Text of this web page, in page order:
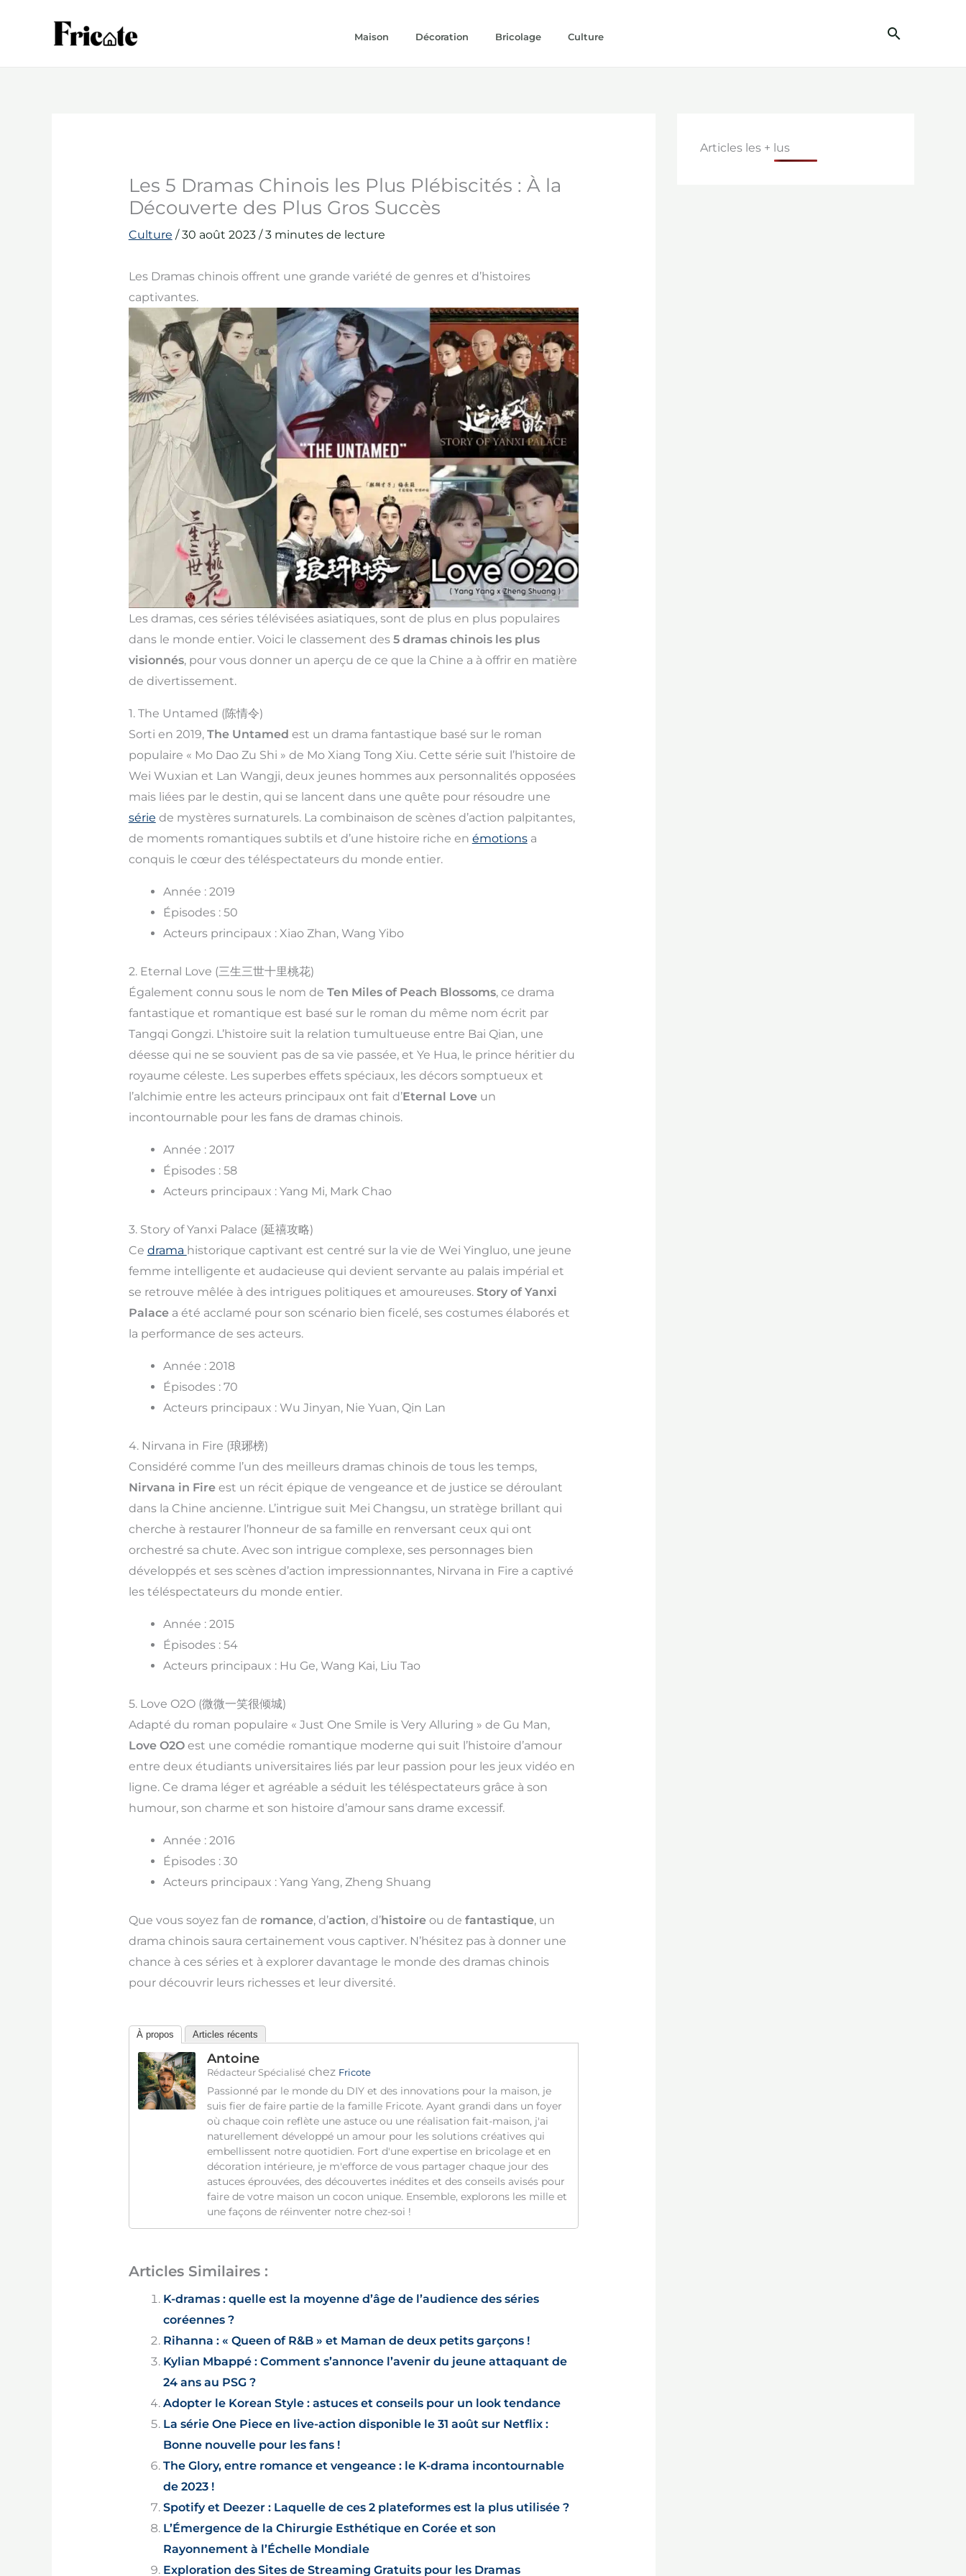
Maison Décoration Bricolage Culture
Les 5 Dramas Chinois les Plus Plébiscités : À la
Découverte des Plus Gros Succès
Culture /30 août 2023 /3 minutes de lecture
Les Dramas chinois offrent une grande variété de genres et d’histoires
captivantes.
Les dramas, ces séries télévisées asiatiques, sont de plus en plus populaires
dans le monde entier. Voici le classement des 5 dramas chinois les plus
visionnés, pour vous donner un aperçu de ce que la Chine a à offrir en matière
de divertissement.
1. The Untamed (陈情令)
Sorti en 2019, The Untamed est un drama fantastique basé sur le roman
populaire « Mo Dao Zu Shi » de Mo Xiang Tong Xiu. Cette série suit l’histoire de
Wei Wuxian et Lan Wangji, deux jeunes hommes aux personnalités opposées
mais liées par le destin, qui se lancent dans une quête pour résoudre une
série de mystères surnaturels. La combinaison de scènes d’action palpitantes,
de moments romantiques subtils et d’une histoire riche en émotionsa
conquis le cœur des téléspectateurs du monde entier.
Année : 2019
Épisodes : 50
Acteurs principaux : Xiao Zhan, Wang Yibo
2. Eternal Love (三生三世十里桃花)
Également connu sous le nom de Ten Miles of Peach Blossoms, ce drama
fantastique et romantique est basé sur le roman du même nom écrit par
Tangqi Gongzi. L’histoire suit la relation tumultueuse entre Bai Qian, une
déesse qui ne se souvient pas de sa vie passée, et Ye Hua, le prince héritier du
royaume céleste. Les superbes effets spéciaux, les décors somptueux et
l’alchimie entre les acteurs principaux ont fait d’Eternal Loveun
incontournable pour les fans de dramas chinois.
Année : 2017
Épisodes : 58
Acteurs principaux : Yang Mi, Mark Chao
3. Story of Yanxi Palace (延禧攻略)
Ce drama historique captivant est centré sur la vie de Wei Yingluo, une jeune
femme intelligente et audacieuse qui devient servante au palais impérial et
se retrouve mêlée à des intrigues politiques et amoureuses. Story of Yanxi
Palacea été acclamé pour son scénario bien ficelé, ses costumes élaborés et
la performance de ses acteurs.
Année : 2018
Épisodes : 70
Acteurs principaux : Wu Jinyan, Nie Yuan, Qin Lan
4. Nirvana in Fire (琅琊榜)
Considéré comme l’un des meilleurs dramas chinois de tous les temps,
Nirvana in Fireest un récit épique de vengeance et de justice se déroulant
dans la Chine ancienne. L’intrigue suit Mei Changsu, un stratège brillant qui
cherche à restaurer l’honneur de sa famille en renversant ceux qui ont
orchestré sa chute. Avec son intrigue complexe, ses personnages bien
développés et ses scènes d’action impressionnantes, Nirvana in Fire a captivé
les téléspectateurs du monde entier.
Année : 2015
Épisodes : 54
Acteurs principaux : Hu Ge, Wang Kai, Liu Tao
5. Love O2O (微微一笑很倾城)
Adapté du roman populaire « Just One Smile is Very Alluring » de Gu Man,
Love O2Oest une comédie romantique moderne qui suit l’histoire d’amour
entre deux étudiants universitaires liés par leur passion pour les jeux vidéo en
ligne. Ce drama léger et agréable a séduit les téléspectateurs grâce à son
humour, son charme et son histoire d’amour sans drame excessif.
Année : 2016
Épisodes : 30
Acteurs principaux : Yang Yang, Zheng Shuang
Que vous soyez fan de romance, d’action, d’histoireou de fantastique, un
drama chinois saura certainement vous captiver. N’hésitez pas à donner une
chance à ces séries et à explorer davantage le monde des dramas chinois
pour découvrir leurs richesses et leur diversité.
À propos Articles récents
Antoine
Rédacteur Spécialiséchez Fricote
Passionné par le monde du DIY et des innovations pour la maison, je
suis fier de faire partie de la famille Fricote. Ayant grandi dans un foyer
où chaque coin reflète une astuce ou une réalisation fait-maison, j'ai
naturellement développé un amour pour les solutions créatives qui
embellissent notre quotidien. Fort d'une expertise en bricolage et en
décoration intérieure, je m'efforce de vous partager chaque jour des
astuces éprouvées, des découvertes inédites et des conseils avisés pour
faire de votre maison un cocon unique. Ensemble, explorons les mille et
une façons de réinventer notre chez-soi !
Articles Similaires :
K-dramas : quelle est la moyenne d’âge de l’audience des séries
coréennes ?
Rihanna : « Queen of R&B » et Maman de deux petits garçons !
Kylian Mbappé : Comment s’annonce l’avenir du jeune attaquant de
24 ans au PSG ?
Adopter le Korean Style : astuces et conseils pour un look tendance
La série One Piece en live-action disponible le 31 août sur Netflix :
Bonne nouvelle pour les fans !
The Glory, entre romance et vengeance : le K-drama incontournable
de 2023 !
Spotify et Deezer : Laquelle de ces 2 plateformes est la plus utilisée ?
L’Émergence de la Chirurgie Esthétique en Corée et son
Rayonnement à l’Échelle Mondiale
Exploration des Sites de Streaming Gratuits pour les Dramas
Articles les + lus